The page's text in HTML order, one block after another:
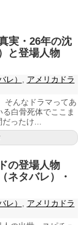
実・26年の沈
と登場人物
レ） , アメリカドラ
そんなドラマってあ
白骨死体でここま
だったけ...
の登場人物
ネタバレ）・
レ） , アメリカドラ